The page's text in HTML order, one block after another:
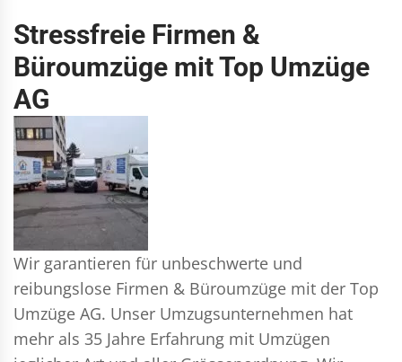
Stressfreie Firmen &
Büroumzüge mit Top Umzüge
AG
Wir garantieren für unbeschwerte und
reibungslose Firmen & Büroumzüge mit der Top
Umzüge AG. Unser Umzugsunternehmen hat
mehr als 35 Jahre Erfahrung mit Umzügen